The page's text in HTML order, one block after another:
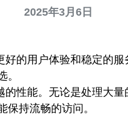
2025年3月6日
的用户体验和稳定的
性能。无论是处理大
持流畅的访问。